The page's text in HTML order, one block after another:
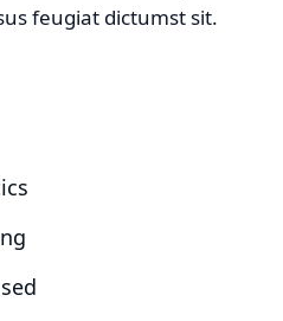
feugiat dictumst sit.